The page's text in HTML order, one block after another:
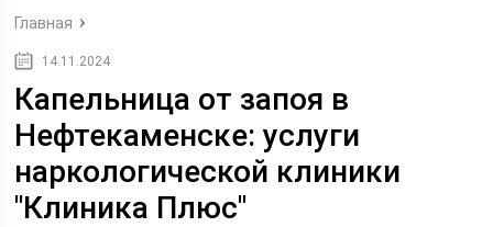
Главная
14.11.2024
Капельница от запоя в
Нефтекаменске: услуги
наркологической клиники
"Клиника Плюс"